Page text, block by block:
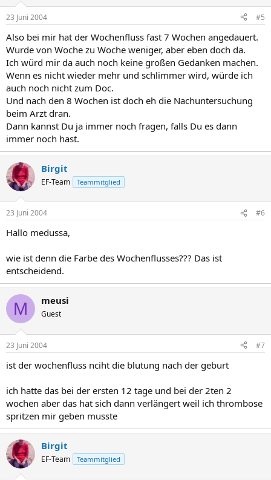
23 Juni 2004 #5
Also bei mir hat der Wochenfluss fast 7 Wochen angedauert.
Wurde von Woche zu Woche weniger, aber eben doch da.
Ich würd mir da auch noch keine großen Gedanken machen.
Wenn es nicht wieder mehr und schlimmer wird, würde ich
auch noch nicht zum Doc.
Und nach den 8 Wochen ist doch eh die Nachuntersuchung
beim Arzt dran.
Dann kannst Du ja immer noch fragen, falls Du es dann
immer noch hast.
Birgit
EF-Team Teammitglied
23 Juni 2004 #6
Hallo medussa,
wie ist denn die Farbe des Wochenflusses??? Das ist
entscheidend.
M meusi
Guest
23 Juni 2004 #7
ist der wochenfluss nciht die blutung nach der geburt
ich hatte das bei der ersten 12 tage und bei der 2ten 2
wochen aber das hat sich dann verlängert weil ich thrombose
spritzen mir geben musste
Birgit
EF-Team Teammitglied